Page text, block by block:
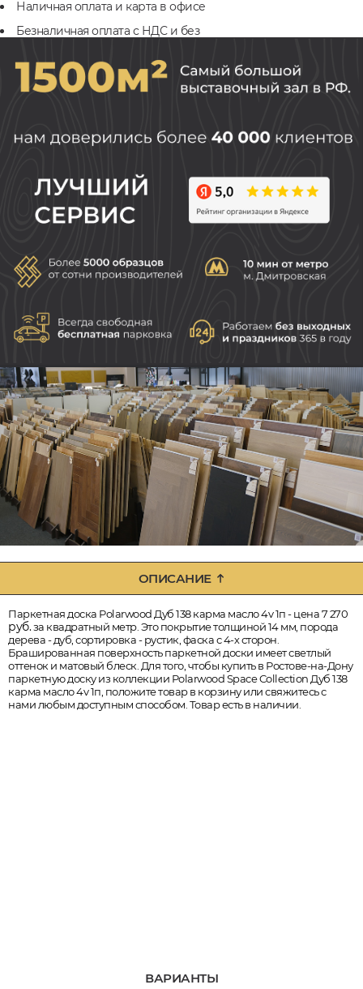
Наличная оплата и карта в офисе
Безналичная оплата с НДС и без
ОПИСАНИЕ
Паркетная доска Polarwood Дуб 138 карма масло 4v 1п - цена 7 270
руб.за квадратный метр. Это покрытие толщиной 14 мм, порода
дерева - дуб, сортировка - рустик, фаска с 4-х сторон.
Брашированная поверхность паркетной доски имеет светлый
оттенок и матовый блеск. Для того, чтобы купить в Ростове-на-Дону
паркетную доску из коллекции Polarwood Space Collection Дуб 138
карма масло 4v 1п, положите товар в корзину или свяжитесь с
нами любым доступным способом. Товар есть в наличии.
ВАРИАНТЫ